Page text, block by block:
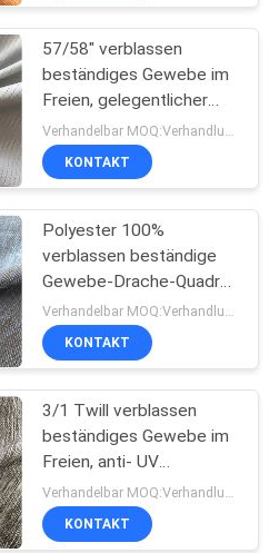
57/58" verblassen
beständiges Gewebe im
Freien, gelegentlicher
Raum beständiges
Gewebe Sun im Freien
KONTAKT
Polyester 100%
verblassen beständige
Gewebe-Drache-Quadrat
Ribstop Imprägnierung im
Freien
Verhandelbar MOQ:Verhandlung
KONTAKT
3/1 Twill verblassen
beständiges Gewebe im
Freien, anti- UV
verblassen beständiges
Polsterungs-Gewebe
Verhandelbar MOQ:Verhandlung
KONTAKT